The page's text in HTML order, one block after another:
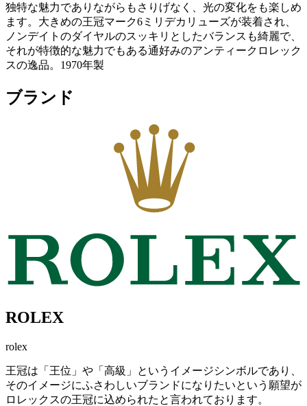
独特な魅力でありながらもさりげなく、光の変化をも楽しめ
ます。大きめの王冠マーク6ミリデカリューズが装着され、
ノンデイトのダイヤルのスッキリとしたバランスも綺麗で、
それが特徴的な魅力でもある通好みのアンティークロレック
スの逸品。1970年製
ブランド
ROLEX
rolex
王冠は「王位」や「高級」というイメージシンボルであり、
そのイメージにふさわしいブランドになりたいという願望が
ロレックスの王冠に込められたと言われております。